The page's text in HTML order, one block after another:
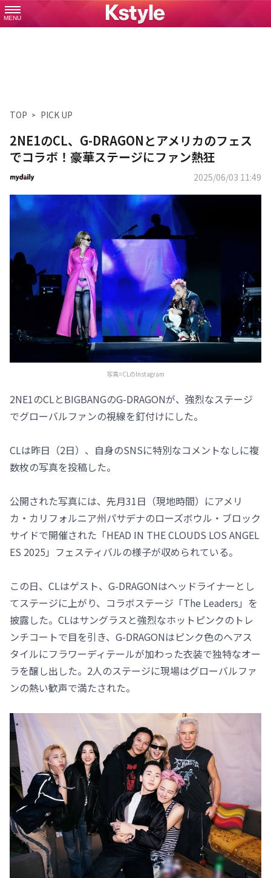
MENU
TOP PICK UP
2NE1のCL、G-DRAGONとアメリカのフェス
でコラボ！豪華ステージにファン熱狂
2025/06/03 11:49
写真=CLのInstagram
2NE1のCLとBIGBANGのG-DRAGONが、強烈なステージ
でグローバルファンの視線を釘付けにした。
CLは昨日（2日）、自身のSNSに特別なコメントなしに複
数枚の写真を投稿した。
公開された写真には、先月31日（現地時間）にアメリ
カ・カリフォルニア州パサデナのローズボウル・ブロック
サイドで開催された「HEAD IN THE CLOUDS LOS ANGEL
ES 2025」フェスティバルの様子が収められている。
この日、CLはゲスト、G-DRAGONはヘッドライナーとし
てステージに上がり、コラボステージ「The Leaders」を
披露した。CLはサングラスと強烈なホットピンクのトレ
ンチコートで目を引き、G-DRAGONはピンク色のヘアス
タイルにフラワーディテールが加わった衣装で独特なオー
ラを醸し出した。2人のステージに現場はグローバルファ
ンの熱い歓声で満たされた。